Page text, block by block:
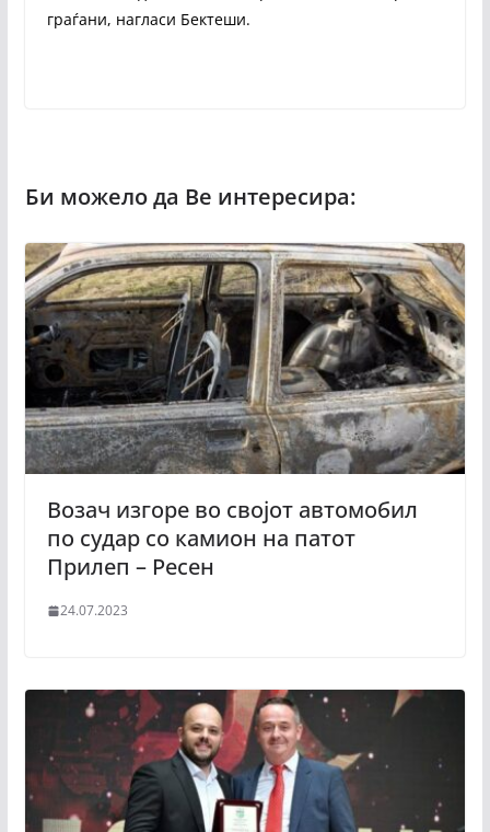
граѓани, нагласи Бектеши.
Возач изгоре во својот автомобил
по судар со камион на патот
Прилеп – Ресен
24.07.2023